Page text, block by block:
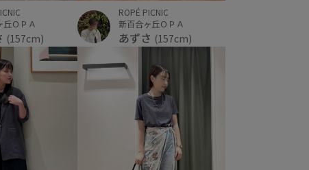
丘ＯＰＡ
(157cm)
ROPÉ PICNIC
新百合ヶ丘ＯＰＡ
あずさ (157cm)